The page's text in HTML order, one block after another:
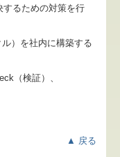
するための対策を行
）を社内に構築する
（検証）、
▲ 戻る